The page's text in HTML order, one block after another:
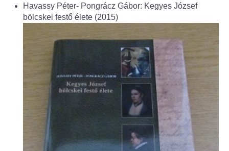
Fogorvos
Központi orvosi ügyelet
Alapszolgáltatási Központ
Kultúra
IKSZT - Integrált Közösségi és Szolgáltató Tér
Havassy Péter- Pongrácz Gábor: Kegyes József
bölcskei festő élete (2015)